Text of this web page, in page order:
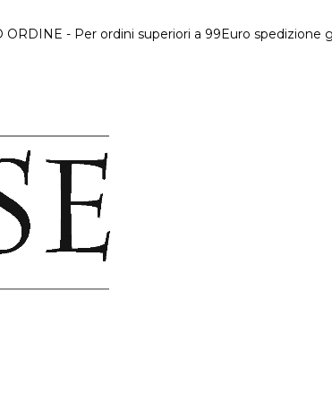
- Per ordini superiori a 99Euro spedizione